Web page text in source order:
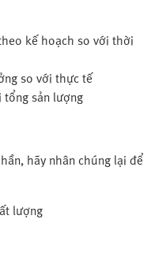
kế hoạch so với thời
so với thực tế
sản lượng
hãy nhân chúng lại để
lượng